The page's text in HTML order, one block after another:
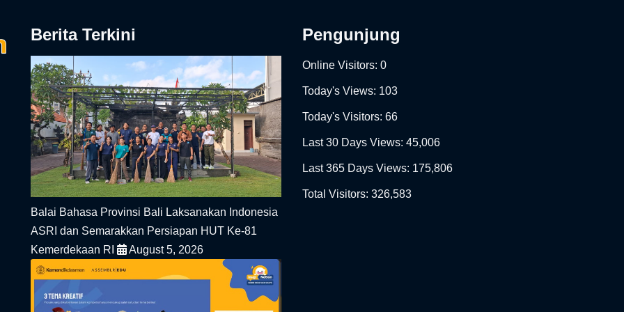
Berita Terkini
Balai Bahasa Provinsi Bali Laksanakan Indonesia
ASRI dan Semarakkan Persiapan HUT Ke-81
Kemerdekaan RI
August 5, 2026
Pengunjung
Online Visitors: 0
Today's Views: 103
Today's Visitors: 66
Last 30 Days Views: 45,006
Last 365 Days Views: 175,806
Total Visitors: 326,583